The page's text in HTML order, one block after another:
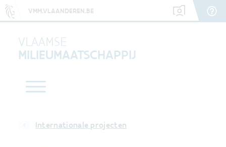
VMM.VLAANDEREN.BE
VLAAMSE
MILIEUMAATSCHAPPIJ
Internationale projecten